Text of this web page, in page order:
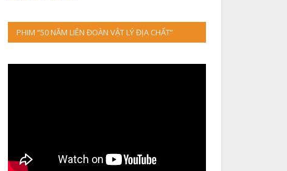
PHIM “50 NĂM LIÊN ĐOÀN VẬT LÝ ĐỊA CHẤT”